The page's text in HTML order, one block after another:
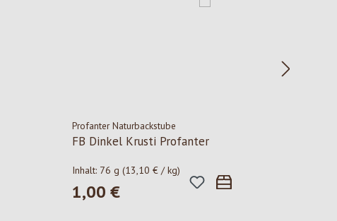
Profanter Naturbackstube
FB Dinkel Krusti Profanter
Inhalt: 76 g (13,10 € / kg)
Regulärer Preis:
1,00 €